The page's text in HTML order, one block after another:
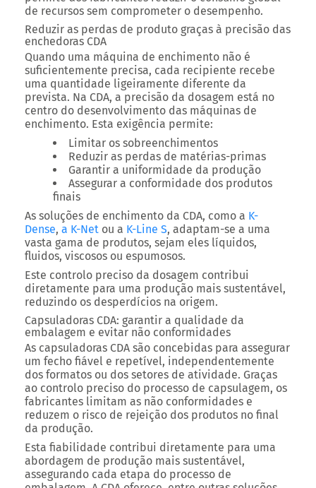
de recursos sem comprometer o desempenho.
Reduzir as perdas de produto graças à precisão das
enchedoras CDA
Quando uma máquina de enchimento não é
suficientemente precisa, cada recipiente recebe
uma quantidade ligeiramente diferente da
prevista. Na CDA, a precisão da dosagem está no
centro do desenvolvimento das máquinas de
enchimento. Esta exigência permite:
Limitar os sobreenchimentos
Reduzir as perdas de matérias-primas
Garantir a uniformidade da produção
Assegurar a conformidade dos produtos
finais
As soluções de enchimento da CDA, como a K-
Dense, a K-Net ou a K-Line S, adaptam-se a uma
vasta gama de produtos, sejam eles líquidos,
fluidos, viscosos ou espumosos.
Este controlo preciso da dosagem contribui
diretamente para uma produção mais sustentável,
reduzindo os desperdícios na origem.
Capsuladoras CDA: garantir a qualidade da
embalagem e evitar não conformidades
As capsuladoras CDA são concebidas para assegurar
um fecho fiável e repetível, independentemente
dos formatos ou dos setores de atividade. Graças
ao controlo preciso do processo de capsulagem, os
fabricantes limitam as não conformidades e
reduzem o risco de rejeição dos produtos no final
da produção.
Esta fiabilidade contribui diretamente para uma
abordagem de produção mais sustentável,
assegurando cada etapa do processo de